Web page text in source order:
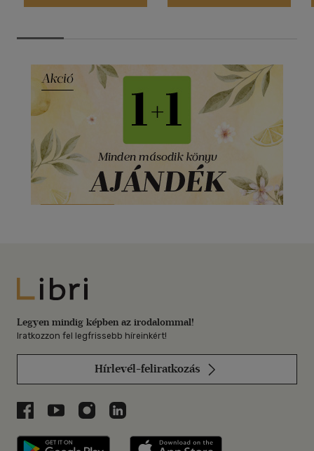
Libri
Legyen mindig képben az irodalommal!
Iratkozzon fel legfrissebb híreinkért!
Hírlevél-feliratkozás
Libri a Facebookon
Libri a Youtube-on
Libri az Instagramon
Libri a LinkedInen
Libri applikáció Szerezd meg: Google